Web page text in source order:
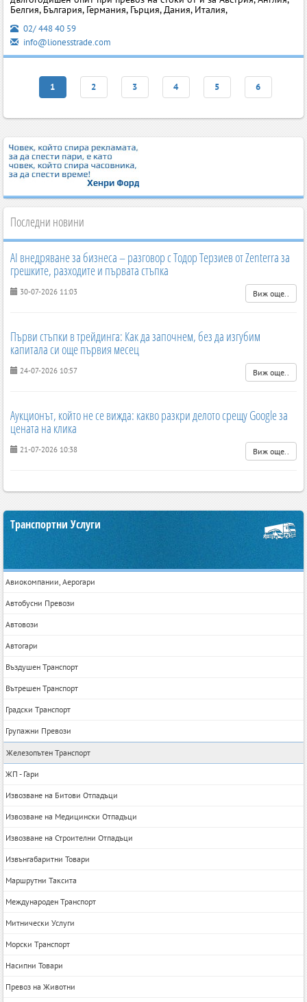
Белгия, България, Германия, Гърция, Дания, Италия,
02/ 448 40 59
info@lionesstrade.com
1 2 3 4 5 6
Последни новини
AI внедряване за бизнеса – разговор с Тодор Терзиев от Zenterra за
грешките, разходите и първата стъпка
30-07-2026 11:03 Виж още..
Първи стъпки в трейдинга: Как да започнем, без да изгубим
капитала си още първия месец
24-07-2026 10:57 Виж още..
Аукционът, който не се вижда: какво разкри делото срещу Google за
цената на клика
21-07-2026 10:38 Виж още..
Транспортни Услуги
Авиокомпании, Аерогари
Автобусни Превози
Автовози
Автогари
Въздушен Транспорт
Вътрешен Транспорт
Градски Транспорт
Групажни Превози
Железопътен Транспорт
ЖП - Гари
Извозване на Битови Отпадъци
Извозване на Медицински Отпадъци
Извозване на Строителни Отпадъци
Извънгабаритни Товари
Маршрутни Таксита
Международен Транспорт
Митнически Услуги
Морски Транспорт
Насипни Товари
Превоз на Животни